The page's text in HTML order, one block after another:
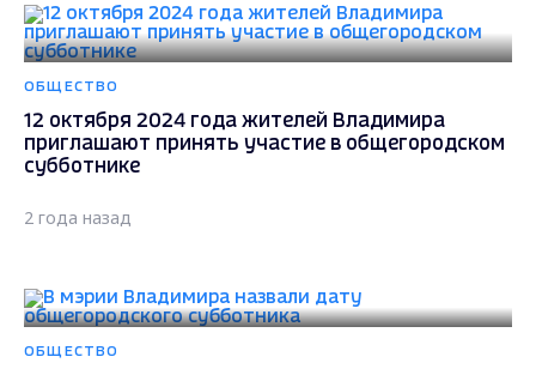
ОБЩЕСТВО
12 октября 2024 года жителей Владимира
приглашают принять участие в общегородском
субботнике
2 года назад
ОБЩЕСТВО